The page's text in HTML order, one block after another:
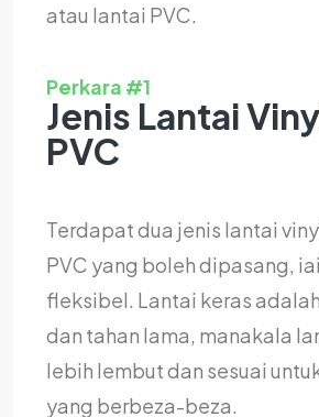
atau lantai PVC.
Perkara #1
Jenis Lantai
PVC
Terdapat dua jenis lantai
PVC yang boleh dipasang,
fleksibel. Lantai keras
dan tahan lama, manakala
lebih lembut dan sesuai
yang berbeza-beza.